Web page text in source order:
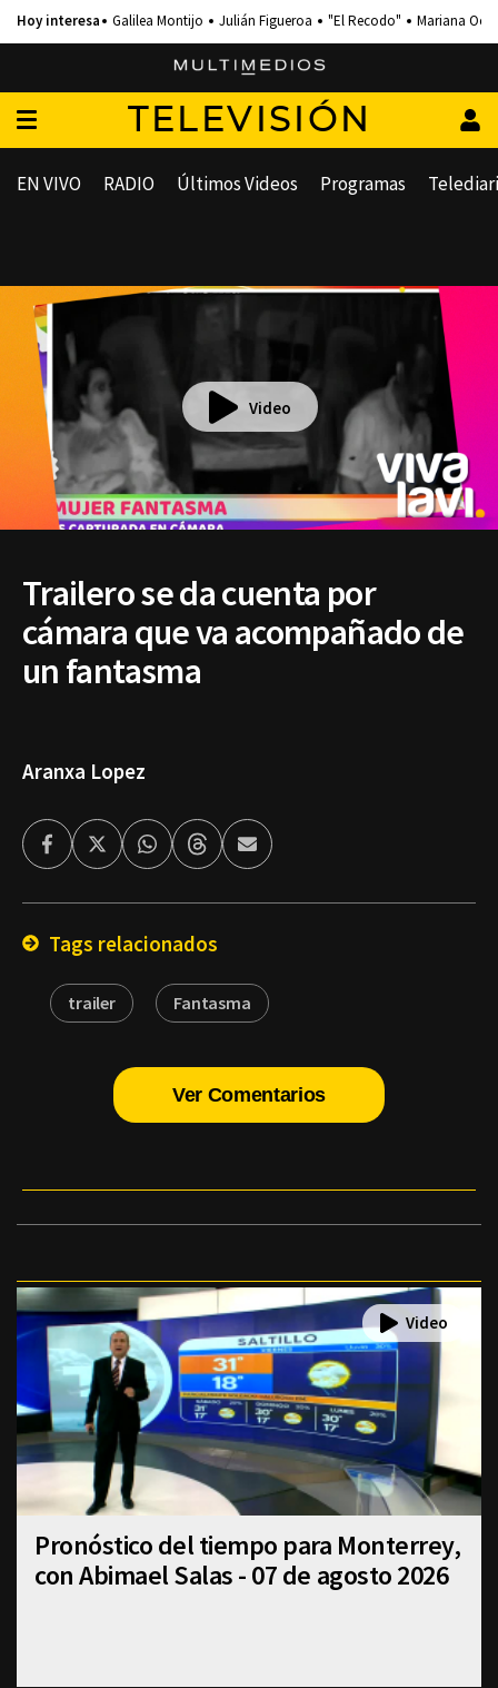
Galilea Montijo Julián Figueroa "El Recodo" Mariana
TELEVISIÓN
EN VIVO RADIO Últimos Videos Programas
Video
Trailero se da cuenta por
cámara que va acompañado de
un fantasma
Aranxa Lopez
FacebookTwitterWhatsappThreadsEnviar
por
Tags relacionados
trailer Fantasma
Ver Comentarios
Pronóstico del tiempo para Monterrey,
con Abimael Salas - 07 de agosto 2026